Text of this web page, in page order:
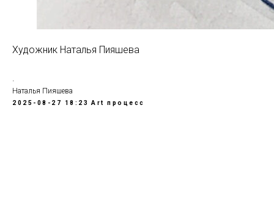
Художник Наталья Пияшева
.
Наталья Пияшева
2025-08-27 18:23 Art процесс